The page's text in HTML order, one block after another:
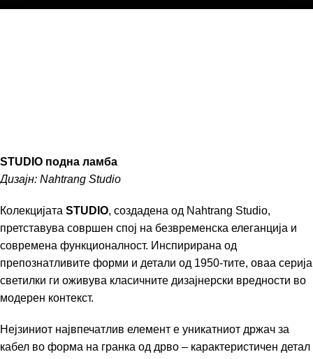
STUDIO подна ламба
Дизајн: Nahtrang Studio
Колекцијата STUDIO, создадена од Nahtrang Studio,
претставува совршен спој на безвременска елеганција и
современа функционалност. Инспирирана од
препознатливите форми и детали од 1950-тите, оваа серија
светилки ги оживува класичните дизајнерски вредности во
модерен контекст.
Нејзиниот највпечатлив елемент е уникатниот држач за
кабел во форма на гранка од дрво – карактеристичен детал